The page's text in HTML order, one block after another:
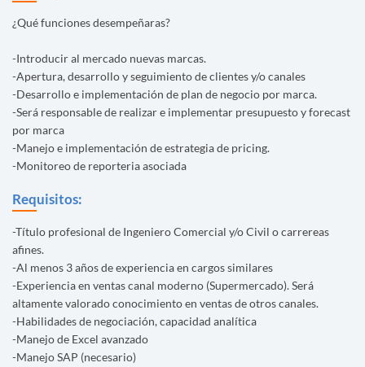
¿Qué funciones desempeñaras?
-Introducir al mercado nuevas marcas.
-Apertura, desarrollo y seguimiento de clientes y/o canales
-Desarrollo e implementación de plan de negocio por marca.
-Será responsable de realizar e implementar presupuesto y forecast
por marca
-Manejo e implementación de estrategia de pricing.
-Monitoreo de reporteria asociada
Requisitos:
-Título profesional de Ingeniero Comercial y/o Civil o carrereas
afines.
-Al menos 3 años de experiencia en cargos similares
-Experiencia en ventas canal moderno (Supermercado). Será
altamente valorado conocimiento en ventas de otros canales.
-Habilidades de negociación, capacidad analítica
-Manejo de Excel avanzado
-Manejo SAP (necesario)